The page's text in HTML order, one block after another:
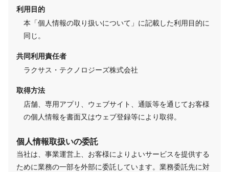
利用目的
本「個人情報の取り扱いについて」に記載した利用目的に
同じ。
共同利用責任者
ラクサス・テクノロジーズ株式会社
取得方法
店舗、専用アプリ、ウェブサイト、通販等を通じてお客様
の個人情報を書面又はウェブ登録等により取得。
個人情報取扱いの委託
当社は、事業運営上、お客様によりよいサービスを提供する
ために業務の一部を外部に委託しています。業務委託先に対